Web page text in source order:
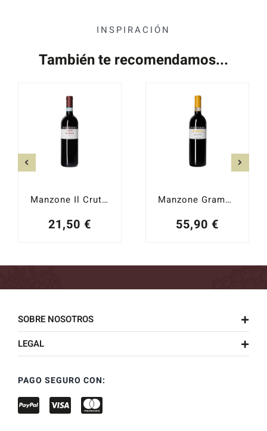
INSPIRACIÓN
También te recomendamos...
Manzone Il Crutin 2023
21,50 €
Manzone Gramolere 2021
55,90 €
SOBRE NOSOTROS
LEGAL
PAGO SEGURO CON: